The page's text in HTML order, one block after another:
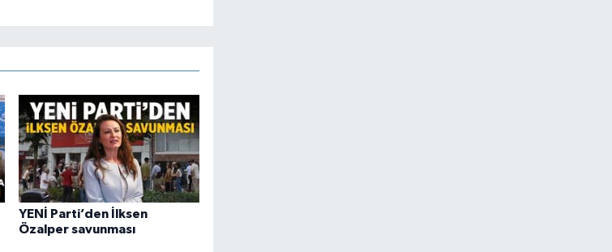
YENİ Parti’den İlksen
Özalper savunması